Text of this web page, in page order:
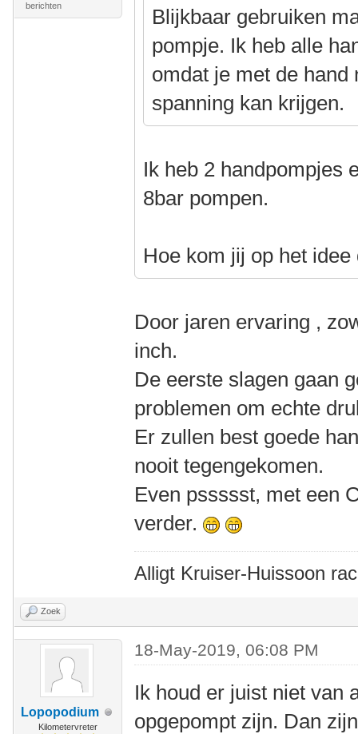
berichten
Blijkbaar gebruiken
pompje. Ik heb alle
omdat je met de hand
spanning kan krijgen.
Ik heb 2 handpompjes
8bar pompen.
Hoe kom jij op het
Door jaren ervaring ,
inch.
De eerste slagen gaan
problemen om echte
Er zullen best goede
nooit tegengekomen.
Even pssssst, met een
verder.
Alligt Kruiser-Huissoon
Zoek
Lopopodium
Kilometervreter
18-May-2019, 06:08 PM
Ik houd er juist niet van
opgepompt zijn. Dan